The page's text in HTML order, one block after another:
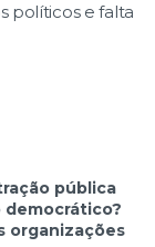
políticos e falta
pública
organizações